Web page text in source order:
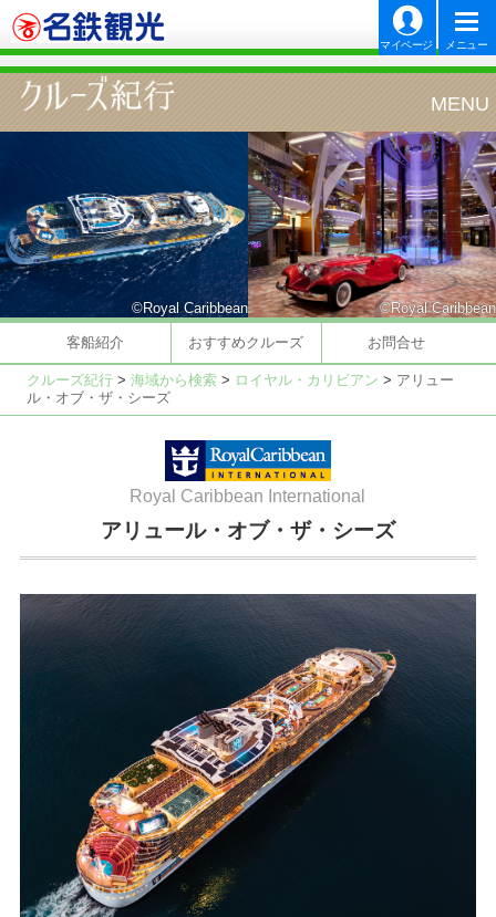
マイページ メニュー
©Royal Caribbean ©Royal Caribbean
客船紹介 おすすめクルーズ お問合せ
クルーズ紀行> 海域から検索> ロイヤル・カリビアン > アリュー
ル・オブ・ザ・シーズ
Royal Caribbean International
アリュール・オブ・ザ・シーズ